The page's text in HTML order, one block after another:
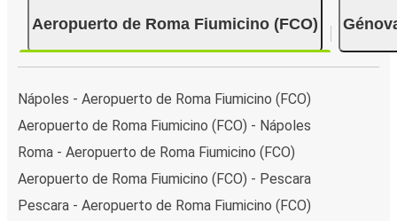
Aeropuerto de Roma Fiumicino (FCO)
Nápoles - Aeropuerto de Roma Fiumicino (FCO)
Aeropuerto de Roma Fiumicino (FCO) - Nápoles
Roma - Aeropuerto de Roma Fiumicino (FCO)
Aeropuerto de Roma Fiumicino (FCO) - Pescara
Pescara - Aeropuerto de Roma Fiumicino (FCO)